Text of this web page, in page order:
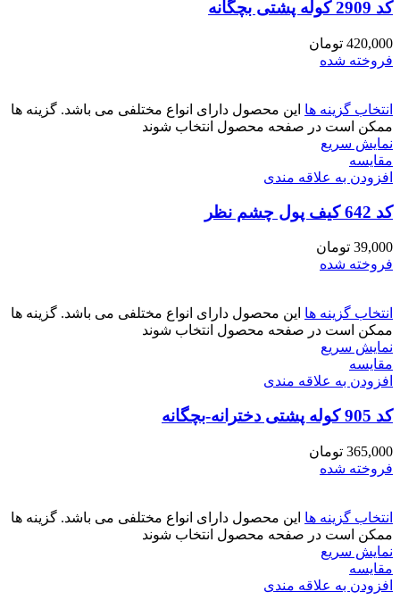
کد 2909 کوله پشتی بچگانه
420,000 تومان
فروخته شده
انتخاب گزینه ها این محصول دارای انواع مختلفی می باشد. گزینه ها
ممکن است در صفحه محصول انتخاب شوند
نمایش سریع
مقايسه
افزودن به علاقه مندی
کد 642 کیف پول چشم نظر
39,000 تومان
فروخته شده
انتخاب گزینه ها این محصول دارای انواع مختلفی می باشد. گزینه ها
ممکن است در صفحه محصول انتخاب شوند
نمایش سریع
مقايسه
افزودن به علاقه مندی
کد 905 کوله پشتی دخترانه-بچگانه
365,000 تومان
فروخته شده
انتخاب گزینه ها این محصول دارای انواع مختلفی می باشد. گزینه ها
ممکن است در صفحه محصول انتخاب شوند
نمایش سریع
مقايسه
افزودن به علاقه مندی